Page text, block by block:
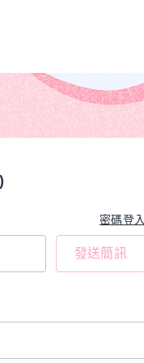
密碼登入
發送簡訊